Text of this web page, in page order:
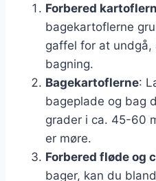
Forbered
bagekartoflerne
gaffel for at
bagning.
Bagekartoflerne:
bageplade og bag
grader i ca. 45-60
er møre.
Forbered fløde og
bager, kan du